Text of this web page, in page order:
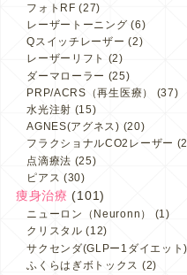
フォトRF (27)
レーザートーニング (6)
Qスイッチレーザー (2)
レーザーリフト (2)
ダーマローラー (25)
PRP/ACRS（再生医療）
(37)
水光注射 (15)
AGNES(アグネス) (20)
フラクショナルCO2レーザー
点滴療法 (25)
ピアス (30)
痩身治療 (101)
ニューロン（Neuronn）
(1)
クリスタル (12)
サクセンダ(GLPー1ダイエット)
ふくらはぎボトックス (2)